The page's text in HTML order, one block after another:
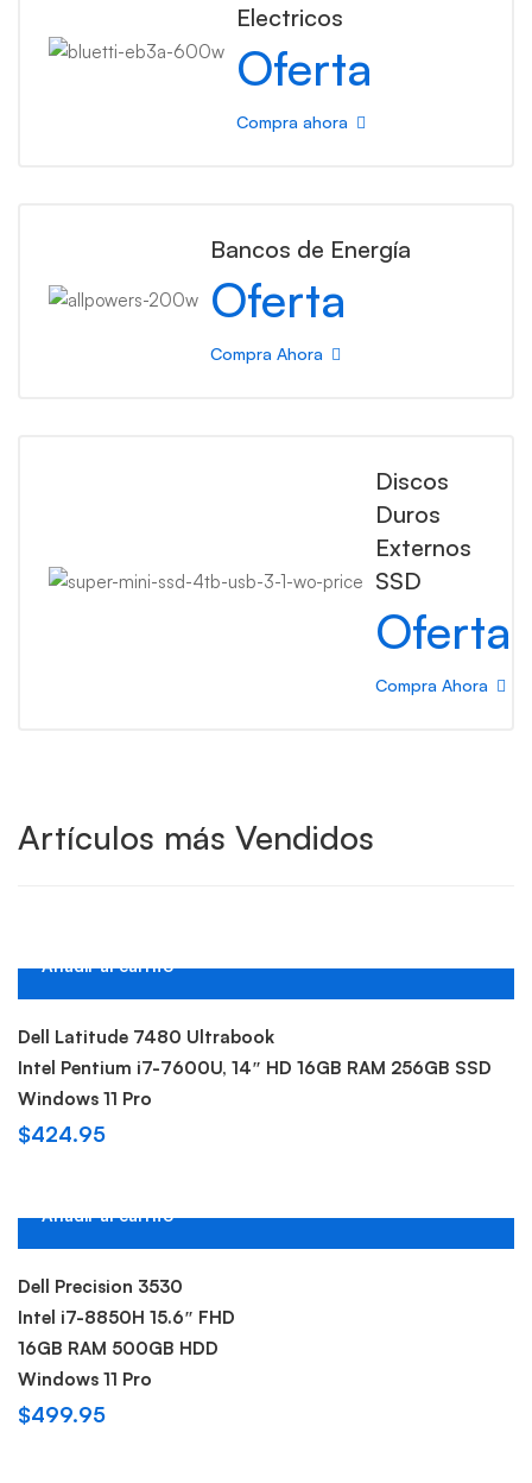
Electricos
Oferta
Compra ahora
Bancos de Energía
Oferta
Compra Ahora
Discos
Duros
Externos
SSD
Oferta
Compra Ahora
Artículos más Vendidos
Añadir al carrito
Dell Latitude 7480 Ultrabook
Intel Pentium i7-7600U, 14″ HD 16GB RAM 256GB SSD
Windows 11 Pro
$424.95
Añadir al carrito
Dell Precision 3530
Intel i7-8850H 15.6″ FHD
16GB RAM 500GB HDD
Windows 11 Pro
$499.95